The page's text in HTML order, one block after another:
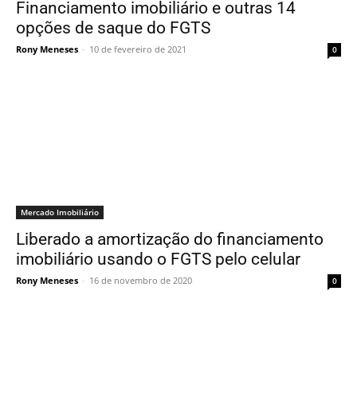
Financiamento imobiliário e outras 14
opções de saque do FGTS
Rony Meneses - 10 de fevereiro de 2021 0
Mercado Imobiliário
Liberado a amortização do financiamento
imobiliário usando o FGTS pelo celular
Rony Meneses - 16 de novembro de 2020 0